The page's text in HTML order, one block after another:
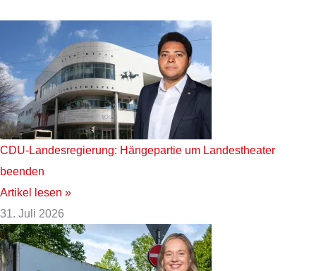
CDU-Landesregierung: Hängepartie um Landestheater
beenden
Artikel lesen »
31. Juli 2026